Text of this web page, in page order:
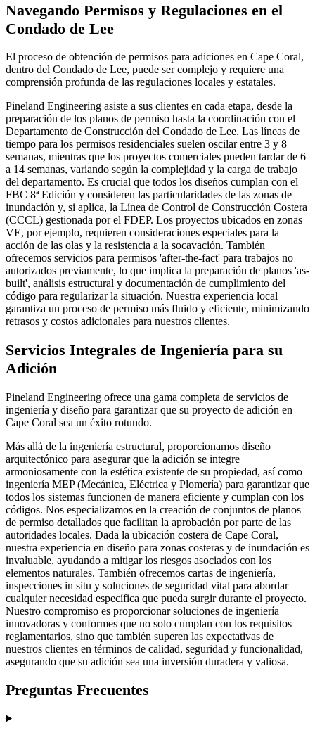
Navegando Permisos y Regulaciones en el
Condado de Lee
El proceso de obtención de permisos para adiciones en Cape Coral,
dentro del Condado de Lee, puede ser complejo y requiere una
comprensión profunda de las regulaciones locales y estatales.
Pineland Engineering asiste a sus clientes en cada etapa, desde la
preparación de los planos de permiso hasta la coordinación con el
Departamento de Construcción del Condado de Lee. Las líneas de
tiempo para los permisos residenciales suelen oscilar entre 3 y 8
semanas, mientras que los proyectos comerciales pueden tardar de 6
a 14 semanas, variando según la complejidad y la carga de trabajo
del departamento. Es crucial que todos los diseños cumplan con el
FBC 8ª Edición y consideren las particularidades de las zonas de
inundación y, si aplica, la Línea de Control de Construcción Costera
(CCCL) gestionada por el FDEP. Los proyectos ubicados en zonas
VE, por ejemplo, requieren consideraciones especiales para la
acción de las olas y la resistencia a la socavación. También
ofrecemos servicios para permisos 'after-the-fact' para trabajos no
autorizados previamente, lo que implica la preparación de planos 'as-
built', análisis estructural y documentación de cumplimiento del
código para regularizar la situación. Nuestra experiencia local
garantiza un proceso de permiso más fluido y eficiente, minimizando
retrasos y costos adicionales para nuestros clientes.
Servicios Integrales de Ingeniería para su
Adición
Pineland Engineering ofrece una gama completa de servicios de
ingeniería y diseño para garantizar que su proyecto de adición en
Cape Coral sea un éxito rotundo.
Más allá de la ingeniería estructural, proporcionamos diseño
arquitectónico para asegurar que la adición se integre
armoniosamente con la estética existente de su propiedad, así como
ingeniería MEP (Mecánica, Eléctrica y Plomería) para garantizar que
todos los sistemas funcionen de manera eficiente y cumplan con los
códigos. Nos especializamos en la creación de conjuntos de planos
de permiso detallados que facilitan la aprobación por parte de las
autoridades locales. Dada la ubicación costera de Cape Coral,
nuestra experiencia en diseño para zonas costeras y de inundación es
invaluable, ayudando a mitigar los riesgos asociados con los
elementos naturales. También ofrecemos cartas de ingeniería,
inspecciones in situ y soluciones de seguridad vital para abordar
cualquier necesidad específica que pueda surgir durante el proyecto.
Nuestro compromiso es proporcionar soluciones de ingeniería
innovadoras y conformes que no solo cumplan con los requisitos
reglamentarios, sino que también superen las expectativas de
nuestros clientes en términos de calidad, seguridad y funcionalidad,
asegurando que su adición sea una inversión duradera y valiosa.
Preguntas Frecuentes